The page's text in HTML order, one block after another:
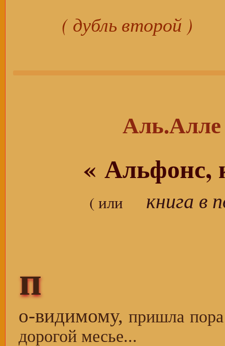
( дубль второй )
« Альфонс,
( или книга в
п
о-видимому, пришла
дорогой месье...